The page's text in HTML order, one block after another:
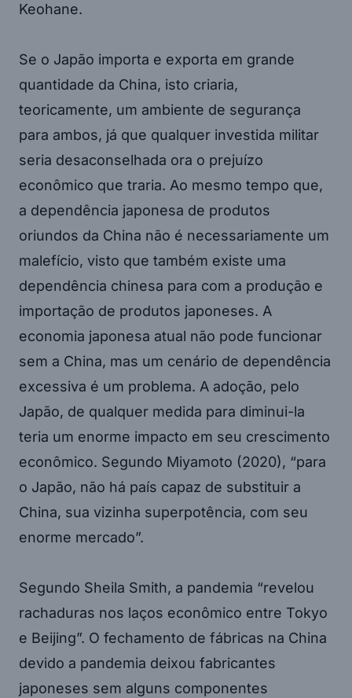
Keohane.
Se o Japão importa e exporta em grande
quantidade da China, isto criaria,
teoricamente, um ambiente de segurança
para ambos, já que qualquer investida militar
seria desaconselhada ora o prejuízo
econômico que traria. Ao mesmo tempo que,
a dependência japonesa de produtos
oriundos da China não é necessariamente um
malefício, visto que também existe uma
dependência chinesa para com a produção e
importação de produtos japoneses. A
economia japonesa atual não pode funcionar
sem a China, mas um cenário de dependência
excessiva é um problema. A adoção, pelo
Japão, de qualquer medida para diminui-la
teria um enorme impacto em seu crescimento
econômico. Segundo Miyamoto (2020), “para
o Japão, não há país capaz de substituir a
China, sua vizinha superpotência, com seu
enorme mercado”.
Segundo Sheila Smith, a pandemia “revelou
rachaduras nos laços econômico entre Tokyo
e Beijing”. O fechamento de fábricas na China
devido a pandemia deixou fabricantes
japoneses sem alguns componentes